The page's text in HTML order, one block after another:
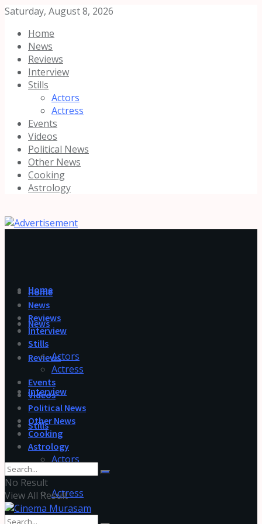
Saturday, August 8, 2026
Home
News
Reviews
Interview
Stills
Actors
Actress
Events
Videos
Political News
Other News
Cooking
Astrology
Home
News
Reviews
Interview
Stills
Actors
Actress
Home
News
Reviews
Interview
Stills
Actors
Actress
Events
Videos
Political News
Other News
Cooking
Astrology
No Result
View All Result